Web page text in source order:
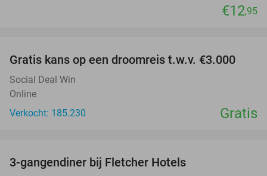
€12,95
Gratis kans op een droomreis t.w.v. €3.000
Social Deal Win
Online
Verkocht: 185.230
Gratis
3-gangendiner bij Fletcher Hotels